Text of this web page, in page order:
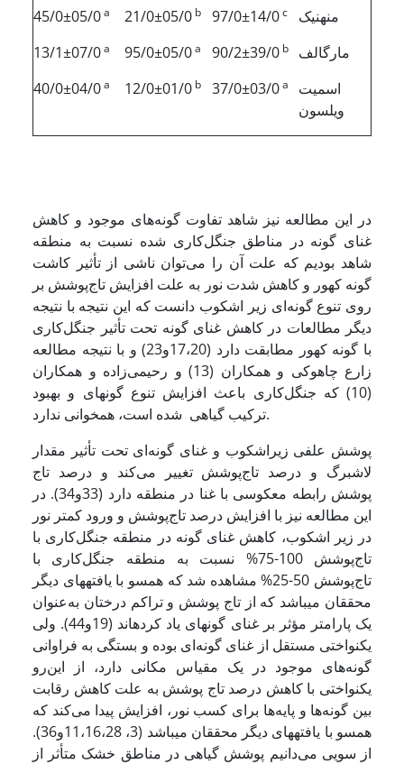
45/0±05/0a 21/0±05/0 b 97/0±14/0c
منهنیک
13/1±07/0a 95/0±05/0a 90/2±39/0 b
مارگالف
40/0±04/0a 12/0±01/0 b 37/0±03/0a
اسمیت
ویلسون
در این مطالعه نیز شاهد تفاوت گونه‌های موجود و کاهش
غنای گونه در مناطق جنگل‌کاری شده نسبت به منطقه
شاهد بودیم که علت آن را می‌توان ناشی از تأثیر کاشت
گونه کهور و کاهش شدت نور به علت افزایش تاج‌پوشش بر
روی تنوع گونه‌ای زیر اشکوب دانست که این نتیجه با نتیجه
دیگر مطالعات در کاهش غنای گونه‌ تحت تأثیر جنگل‌کاری
با گونه کهور مطابقت دارد (17،20و23) و با نتیجه مطالعه
زارع چاهوکی و همکاران (13) و رحیمی‌زاده و همکاران
(10) که جنگل‌کاری باعث افزایش تنوع گونه­ای و بهبود
ترکیب گیاهی شده است، همخوانی ندارد.
پوشش علفی زیراشکوب و غنای گونه‌ای تحت تأثیر مقدار
لاشبرگ و درصد تاج‌پوشش تغییر می‌کند و درصد تاج
پوشش رابطه معکوسی با غنا در منطقه دارد (33و34). در
این مطالعه نیز با افزایش درصد تاج‌پوشش و ورود کمتر نور
در زیر اشکوب، کاهش غنای گونه در منطقه جنگل‌کاری با
تاج‌پوشش 100-75% نسبت به منطقه جنگل‌کاری با
تاج‌پوشش 50-25% مشاهده شد که همسو با یافته­های دیگر
محققان می­باشد که از تاج پوشش و تراکم درختان به‌عنوان
یک پارامتر مؤثر بر غنای گونه­ای یاد کرده­اند (19و44). ولی
یکنواختی مستقل از غنای گونه‌ای بوده و بستگی به فراوانی
گونه‌های موجود در یک مقیاس مکانی دارد، از این‌رو
یکنواختی با کاهش درصد تاج پوشش به علت کاهش رقابت
بین گونه‌ها و پایه‌ها برای کسب نور، افزایش پیدا می‌کند که
همسو با یافته­های دیگر محققان می­باشد (3، 11،16،28و36).
از سویی می‌دانیم پوشش گیاهی در مناطق خشک متأثر از